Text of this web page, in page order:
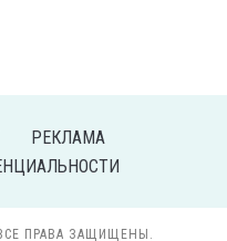
РЕКЛАМА
ПРАВА ЗАЩИЩЕНЫ.